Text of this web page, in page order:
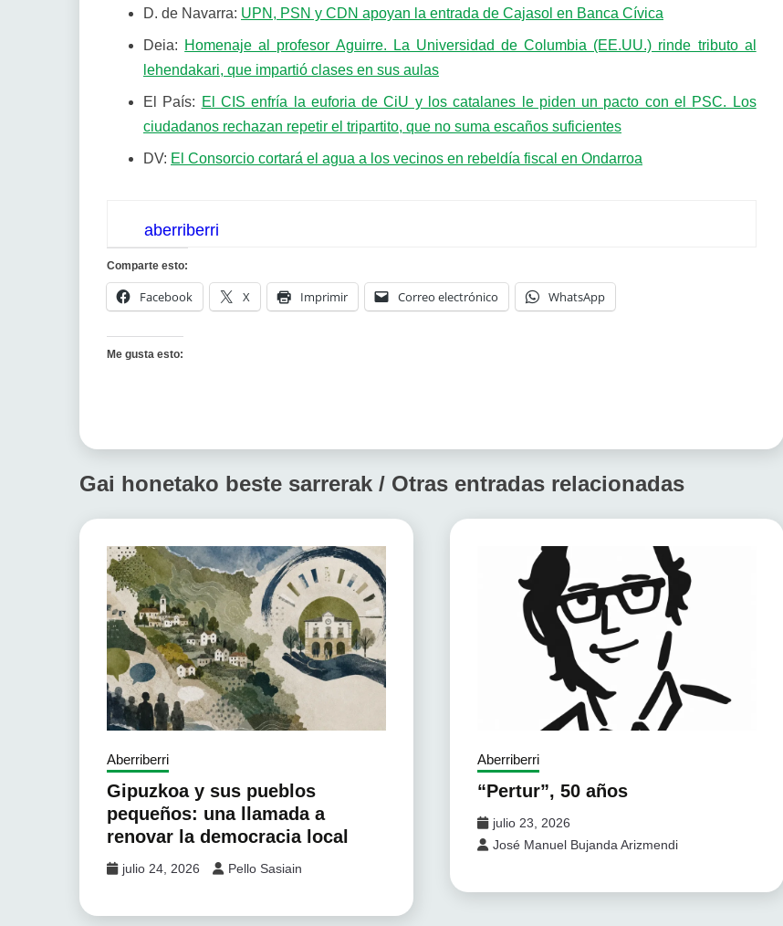
D. de Navarra: UPN, PSN y CDN apoyan la entrada de Cajasol en Banca Cívica
Deia: Homenaje al profesor Aguirre. La Universidad de Columbia (EE.UU.) rinde tributo al
lehendakari, que impartió clases en sus aulas
El País: El CIS enfría la euforia de CiU y los catalanes le piden un pacto con el PSC. Los
ciudadanos rechazan repetir el tripartito, que no suma escaños suficientes
DV: El Consorcio cortará el agua a los vecinos en rebeldía fiscal en Ondarroa
aberriberri
Comparte esto:
Facebook X Imprimir Correo electrónico WhatsApp
Me gusta esto:
Gai honetako beste sarrerak / Otras entradas relacionadas
Aberriberri
Gipuzkoa y sus pueblos
pequeños: una llamada a
renovar la democracia local
julio 24, 2026 Pello Sasiain
Aberriberri
“Pertur”, 50 años
julio 23, 2026
José Manuel Bujanda Arizmendi